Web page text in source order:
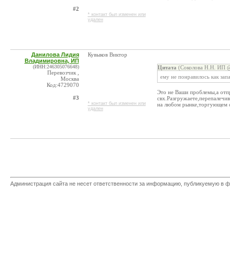
#2
* контакт был изменен или
удален
Данилова Лидия
Владимировна, ИП
(ИНН:246305076648)
Перевозчик ,
Москва
Код:4729070
#3
Кувыков Виктор
* контакт был изменен или
удален
Цитата (Соколова Н.Н. ИП
ему не понравилось как
Это не Ваши проблемы,а
на любом рынке,торгующем
Администрация сайта не несет ответственности за информацию, публикуемую